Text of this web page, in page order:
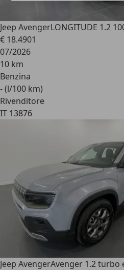
Jeep AvengerLONGITUDE 1.2
€ 18.4901
07/2026
10 km
Benzina
- (l/100 km)
Rivenditore
IT 13876
Jeep AvengerAvenger 1.2 turbo